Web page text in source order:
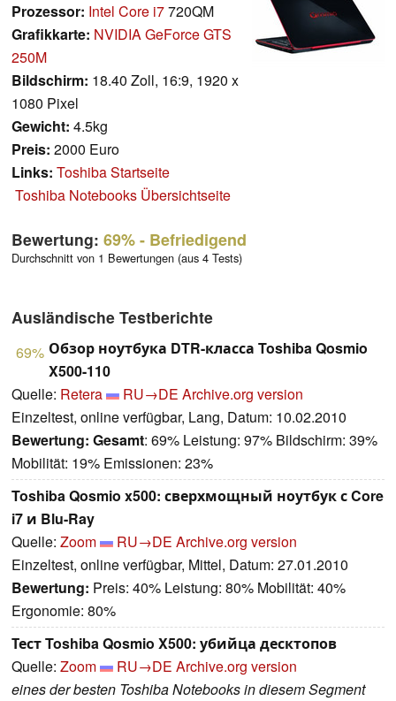
Prozessor: Intel Core i7720QM
Grafikkarte: NVIDIA GeForce GTS
250M
Bildschirm: 18.40 Zoll, 16:9, 1920 x
1080 Pixel
Gewicht: 4.5kg
Preis: 2000 Euro
Links: Toshiba Startseite
Toshiba Notebooks Übersichtseite
Bewertung: 69%- Befriedigend
Durchschnitt von 1 Bewertungen (aus 4 Tests)
Ausländische Testberichte
69% Обзор ноутбука DTR-класса Toshiba Qosmio
X500-110
Quelle: Retera RU→DE Archive.org version
Einzeltest, online verfügbar, Lang, Datum: 10.02.2010
Bewertung: Gesamt: 69% Leistung: 97% Bildschirm: 39%
Mobilität: 19% Emissionen: 23%
Toshiba Qosmio x500: сверхмощный ноутбук с Core
i7 и Blu-Ray
Quelle: Zoom RU→DE Archive.org version
Einzeltest, online verfügbar, Mittel, Datum: 27.01.2010
Bewertung: Preis: 40% Leistung: 80% Mobilität: 40%
Ergonomie: 80%
Тест Toshiba Qosmio X500: убийца десктопов
Quelle: Zoom RU→DE Archive.org version
eines der besten Toshiba Notebooks in diesem Segment